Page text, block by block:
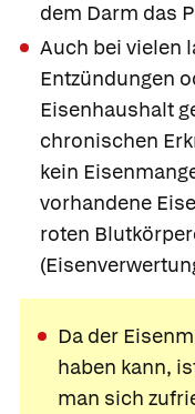
dem Darm das
Auch bei vielen
Entzündungen
Eisenhaushalt
chronischen
kein
vorhandene
roten
Da der
haben kann,
man sich